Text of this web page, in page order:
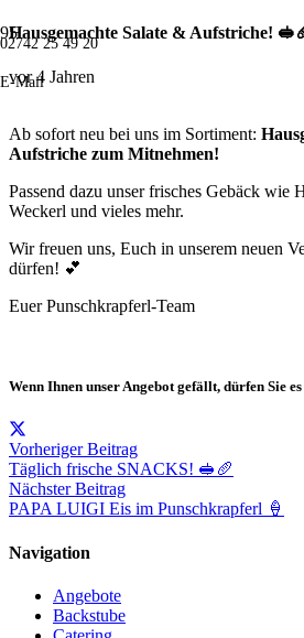
02742 25 49 20
E-Mail
Hausgemachte Salate & Aufstriche!
vor 4 Jahren
Ab sofort neu bei uns im Sortiment:
Aufstriche zum Mitnehmen!
Passend dazu unser frisches Gebäck wie
Weckerl und vieles mehr.
Wir freuen uns, Euch in unserem neuen
dürfen! 💕
Euer Punschkrapferl-Team
Wenn Ihnen unser Angebot gefällt, dürfen Sie
Vorheriger Beitrag
Täglich frische SNACKS! 🥪🥖
Nächster Beitrag
PAPA LUIGI Eis im Punschkrapferl 🍦
Navigation
Angebote
Backstube